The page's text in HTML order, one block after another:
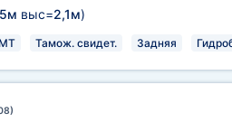
выс=2,1м)
Тамож. свидет. Задняя